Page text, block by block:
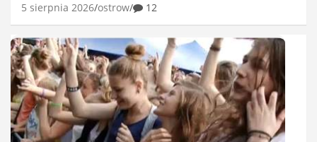
5 sierpnia 2026 ostrow 12